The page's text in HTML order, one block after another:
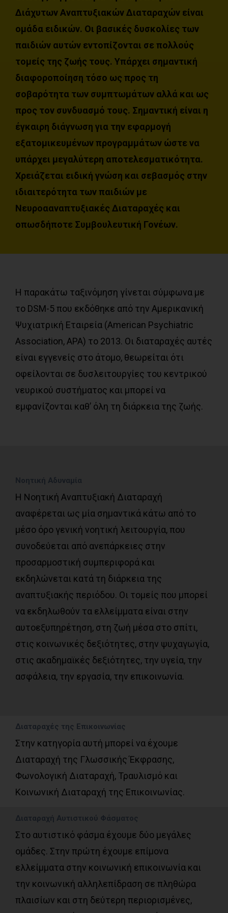
Διάχυτων Αναπτυξιακών Διαταραχών είναι
ομάδα ειδικών. Οι βασικές δυσκολίες των
παιδιών αυτών εντοπίζονται σε πολλούς
τομείς της ζωής τους. Υπάρχει σημαντική
διαφοροποίηση τόσο ως προς τη
σοβαρότητα των συμπτωμάτων αλλά και ως
προς τον συνδυασμό τους. Σημαντική είναι η
έγκαιρη διάγνωση για την εφαρμογή
εξατομικευμένων προγραμμάτων ώστε να
υπάρχει μεγαλύτερη αποτελεσματικότητα.
Χρειάζεται ειδική γνώση και σεβασμός στην
ιδιαιτερότητα των παιδιών με
Νευροααναπτυξιακές Διαταραχές και
οπωσδήποτε Συμβουλευτική Γονέων.
Η παρακάτω ταξινόμηση γίνεται σύμφωνα με
το DSM-5 που εκδόθηκε από την Αμερικανική
Ψυχιατρική Εταιρεία (American Psychiatric
Association, APA) το 2013. Οι διαταραχές αυτές
είναι εγγενείς στο άτομο, θεωρείται ότι
οφείλονται σε δυσλειτουργίες του κεντρικού
νευρικού συστήματος και μπορεί να
εμφανίζονται καθ’ όλη τη διάρκεια της ζωής.
Νοητική Αδυναμία
H Νοητική Αναπτυξιακή Διαταραχή
αναφέρεται ως μία σημαντικά κάτω από το
μέσο όρο γενική νοητική λειτουργία, που
συνοδεύεται από ανεπάρκειες στην
προσαρμοστική συμπεριφορά και
εκδηλώνεται κατά τη διάρκεια της
αναπτυξιακής περιόδου. Οι τομείς που μπορεί
να εκδηλωθούν τα ελλείμματα είναι στην
αυτοεξυπηρέτηση, στη ζωή μέσα στο σπίτι,
στις κοινωνικές δεξιότητες, στην ψυχαγωγία,
στις ακαδημαϊκές δεξιότητες, την υγεία, την
ασφάλεια, την εργασία, την επικοινωνία.
Διαταραχές της Επικοινωνίας
Στην κατηγορία αυτή μπορεί να έχουμε
Διαταραχή της Γλωσσικής Έκφρασης,
Φωνολογική Διαταραχή, Τραυλισμό και
Κοινωνική Διαταραχή της Επικοινωνίας.
Διαταραχή Αυτιστικού Φάσματος
Στο αυτιστικό φάσμα έχουμε δύο μεγάλες
ομάδες. Στην πρώτη έχουμε επίμονα
ελλείμματα στην κοινωνική επικοινωνία και
την κοινωνική αλληλεπίδραση σε πληθώρα
πλαισίων και στη δεύτερη περιορισμένες,